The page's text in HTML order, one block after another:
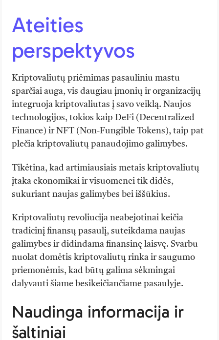
Ateities
perspektyvos
Kriptovaliutų priėmimas pasauliniu mastu
sparčiai auga, vis daugiau įmonių ir organizacijų
integruoja kriptovaliutas į savo veiklą. Naujos
technologijos, tokios kaip DeFi (Decentralized
Finance) ir NFT (Non-Fungible Tokens), taip pat
plečia kriptovaliutų panaudojimo galimybes.
Tikėtina, kad artimiausiais metais kriptovaliutų
įtaka ekonomikai ir visuomenei tik didės,
sukuriant naujas galimybes bei iššūkius.
Kriptovaliutų revoliucija neabejotinai keičia
tradicinį finansų pasaulį, suteikdama naujas
galimybes ir didindama finansinę laisvę. Svarbu
nuolat domėtis kriptovaliutų rinka ir saugumo
priemonėmis, kad būtų galima sėkmingai
dalyvauti šiame besikeičiančiame pasaulyje.
Naudinga informacija ir
šaltiniai